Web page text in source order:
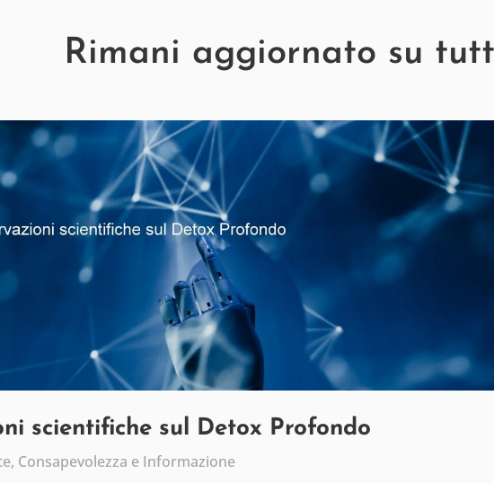
Rimani aggiornato su
scientifiche sul Detox Profondo
, Consapevolezza e Informazione